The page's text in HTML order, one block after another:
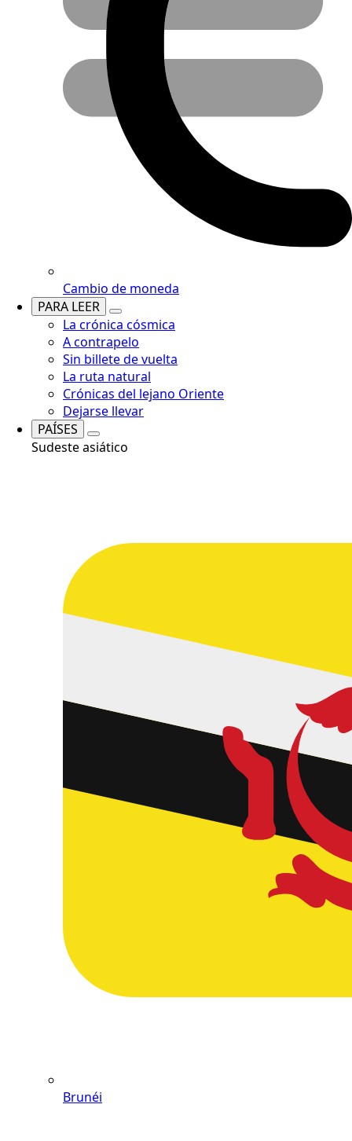
Cambio de moneda
PARA LEER
La crónica cósmica
A contrapelo
Sin billete de vuelta
La ruta natural
Crónicas del lejano Oriente
Dejarse llevar
PAÍSES
Sudeste asiático
Brunéi